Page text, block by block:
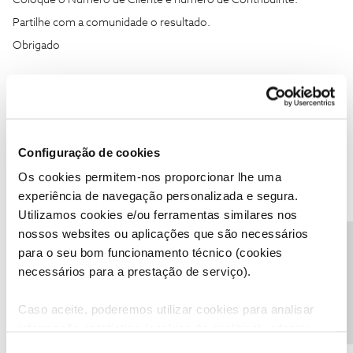
Configuração de cookies
Os cookies permitem-nos proporcionar lhe uma
experiência de navegação personalizada e segura.
Utilizamos cookies e/ou ferramentas similares nos
nossos websites ou aplicações que são necessários
para o seu bom funcionamento técnico (cookies
necessários para a prestação de serviço).
Caso aceite, poderemos utilizar cookies para analisar
Partilhe com a comunidade o resultado.
Obrigado
Ajude a comunidade do Fórum NOS com “Likes” e “Melhor
Resposta” nas soluções mais úteis. Siga o perfil para acompanhar
Boa tarde@NMMC ,
Agradecemos a sua mensagem e ajuda do@Jorge C
conta na sua fatura de serviços NOS, para que possa ser faturado